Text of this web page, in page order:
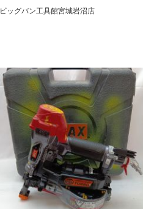
ビッグバン工具館宮城岩沼店